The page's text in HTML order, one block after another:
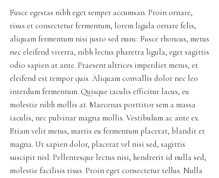
Fusce egestas nibh eget semper accumsan. Proin ornare,
risus et consectetur fermentum, lorem ligula ornare felis,
aliquam fermentum nisi justo sed nunc. Fusce rhoncus, metus
nec eleifend viverra, nibh lectus pharetra ligula, eget sagittis
odio sapien at ante. Praesent ultrices imperdiet metus, et
eleifend est tempor quis. Aliquam convallis dolor nec leo
interdum fermentum. Quisque iaculis efficitur lacus, eu
molestie nibh mollis at. Maecenas porttitor sem a massa
iaculis, nec pulvinar magna mollis. Vestibulum ac ante ex.
Etiam velit metus, mattis eu fermentum placerat, blandit et
magna. Ut sapien dolor, placerat vel nisi sed, sagittis
suscipit nisl. Pellentesque lectus nisi, hendrerit id nulla sed,
molestie facilisis risus. Proin eget consectetur tellus. Nulla